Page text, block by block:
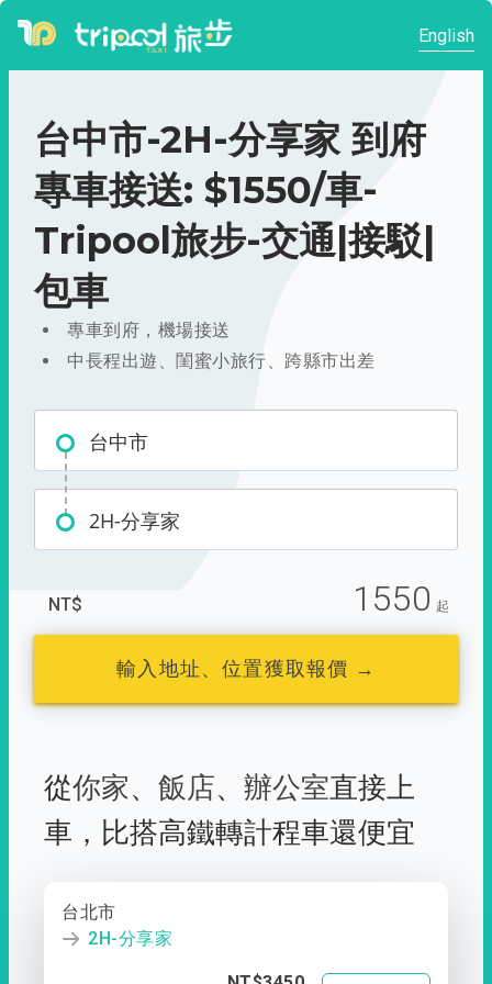
English
台中市-2H-分享家 到府
專車接送: $1550/車-
Tripool旅步-交通|接駁|
包車
專車到府，機場接送
中長程出遊、閨蜜小旅行、跨縣市出差
台中市
2H-分享家
NT$ 1550 起
輸入地址、位置獲取報價 →
從你家、 飯店、 辦公室直接上
車， 比搭高鐵轉計程車還便宜
台北市
2H-分享家